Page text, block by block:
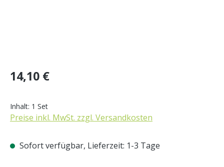
Regulärer Preis:
14,10 €
Inhalt: 1 Set
Preise inkl. MwSt. zzgl. Versandkosten
Sofort verfügbar, Lieferzeit: 1-3 Tage